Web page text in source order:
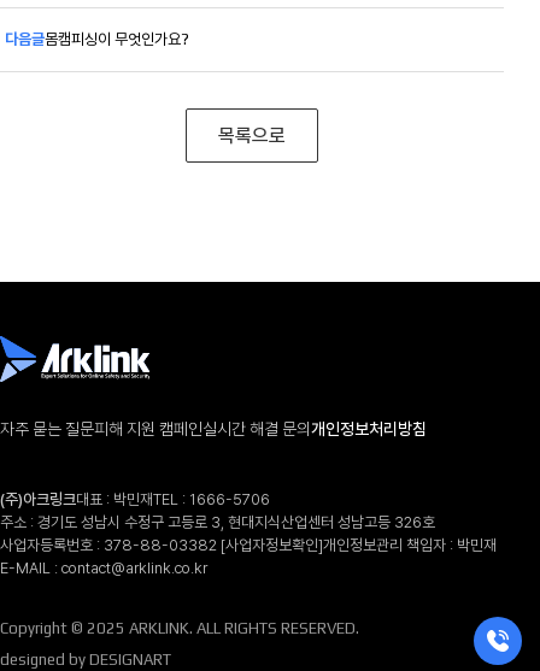
다음글몸캠피싱이 무엇인가요?
목록으로
자주 묻는 질문피해 지원 캠페인실시간 해결 문의개인정보처리방침
(주)아크링크대표 : 박민재TEL : 1666-5706
주소 : 경기도 성남시 수정구 고등로 3, 현대지식산업센터 성남고등 326호
사업자등록번호 : 378-88-03382 [사업자정보확인]개인정보관리 책임자 : 박민재
E-MAIL : contact@arklink.co.kr
Copyright © 2025 ARKLINK. ALL RIGHTS RESERVED.
designed by DESIGNART